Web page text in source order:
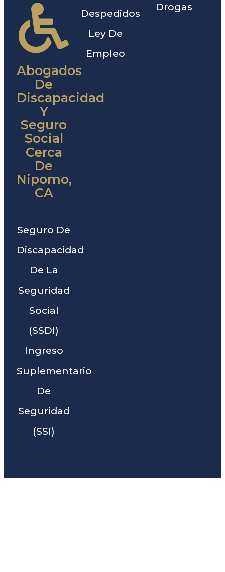
Abogados
De
Discapacidad
Y
Seguro
Social
Cerca
De
Nipomo,
CA
Seguro De
Discapacidad
De La
Seguridad
Social
(SSDI)
Ingreso
Suplementario
De
Seguridad
(SSI)
Despedidos
Ley De
Empleo
Drogas